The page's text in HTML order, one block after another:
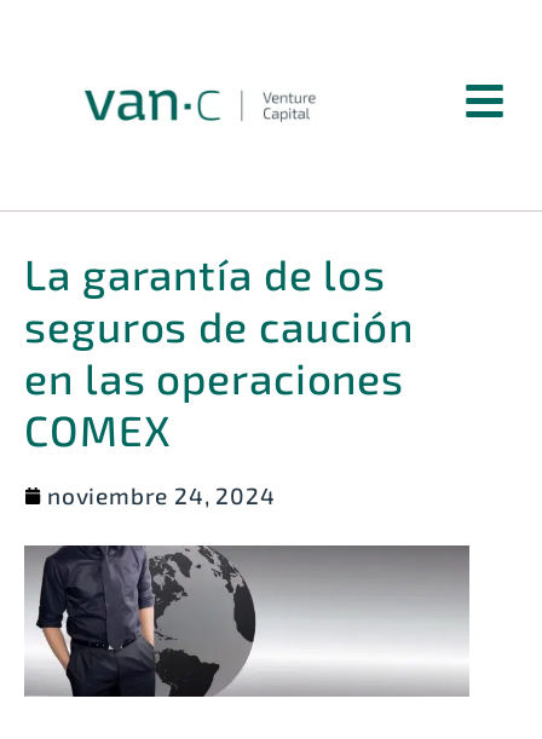
La garantía de los
seguros de caución
en las operaciones
COMEX
noviembre 24, 2024